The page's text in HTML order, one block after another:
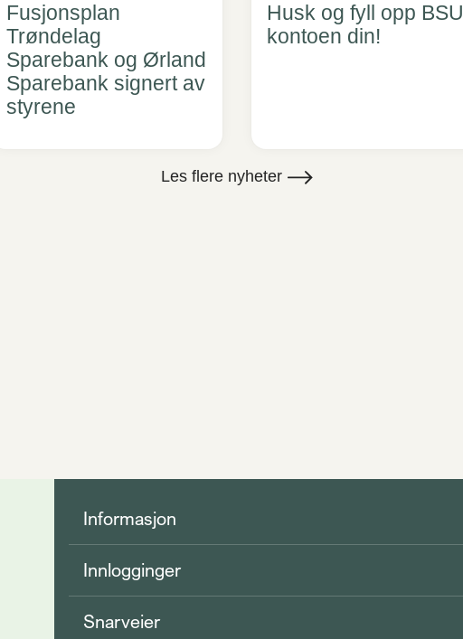
Fusjonsplan
Trøndelag
Sparebank og Ørland
Sparebank signert av
styrene
Husk og fyll opp BSU
kontoen din!
Les flere nyheter
Informasjon
Innlogginger
Snarveier